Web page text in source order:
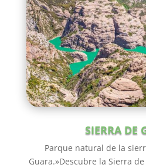
SIERRA DE
Parque natural de la
Guara.»Descubre la Sierra